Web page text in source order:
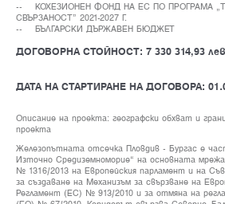
-- КОХЕЗИОНЕН ФОНД НА ЕС ПО ПРОГРАМА
СВЪРЗАНОСТ” 2021-2027 Г.
-- БЪЛГАРСКИ ДЪРЖАВЕН БЮДЖЕТ
ДОГОВОРНА СТОЙНОСТ: 7 330 314,93
ДАТА НА СТАРТИРАНЕ НА ДОГОВОРА:
Описание на проекта: географски обхват и
проекта
Железопътната отсечка Пловдив - Бургас е
Източно Средиземноморие“ на основната
№ 1316/2013 на Европейския парламент и на
за създаване на Механизъм за свързване на
Регламент (ЕС) № 913/2010 и за отмяна на